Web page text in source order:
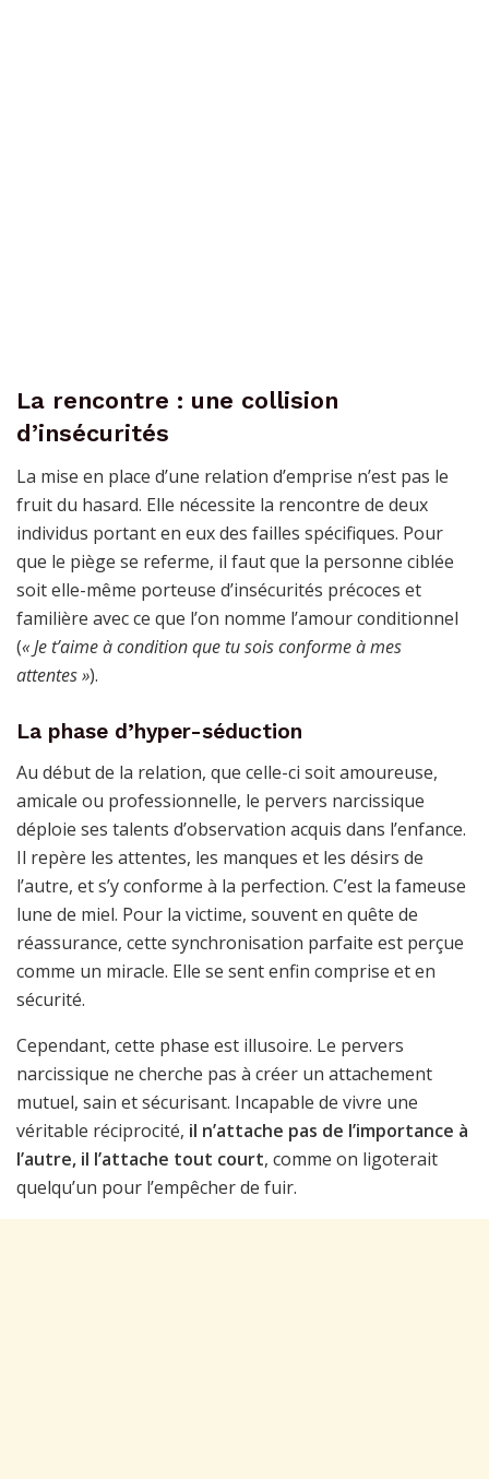
La rencontre : une collision
d’insécurités
La mise en place d’une relation d’emprise n’est pas le
fruit du hasard. Elle nécessite la rencontre de deux
individus portant en eux des failles spécifiques. Pour
que le piège se referme, il faut que la personne ciblée
soit elle-même porteuse d’insécurités précoces et
familière avec ce que l’on nomme l’amour conditionnel
(« Je t’aime à condition que tu sois conforme à mes
attentes »).
La phase d’hyper-séduction
Au début de la relation, que celle-ci soit amoureuse,
amicale ou professionnelle, le pervers narcissique
déploie ses talents d’observation acquis dans l’enfance.
Il repère les attentes, les manques et les désirs de
l’autre, et s’y conforme à la perfection. C’est la fameuse
lune de miel. Pour la victime, souvent en quête de
réassurance, cette synchronisation parfaite est perçue
comme un miracle. Elle se sent enfin comprise et en
sécurité.
Cependant, cette phase est illusoire. Le pervers
narcissique ne cherche pas à créer un attachement
mutuel, sain et sécurisant. Incapable de vivre une
véritable réciprocité, il n’attache pas de l’importance à
l’autre, il l’attache tout court, comme on ligoterait
quelqu’un pour l’empêcher de fuir.